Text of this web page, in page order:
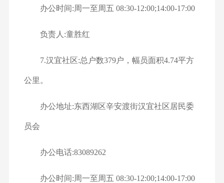
办公时间:周一至周五 08:30-12:00;14:00-17:00
负责人:童胜红
7.汉宜社区:总户数379户，幅员面积4.74平方
公里。
办公地址:东西湖区辛安渡街汉宜社区居民委
员会
办公电话:83089262
办公时间:周一至周五 08:30-12:00;14:00-17:00